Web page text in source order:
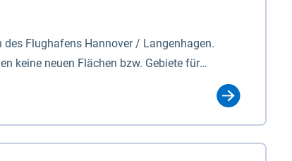
Flughafens Hannover / Langenhagen.
keine neuen Flächen bzw. Gebiete für